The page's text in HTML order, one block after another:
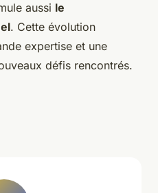
aussi le
. Cette évolution
expertise et une
défis rencontrés.